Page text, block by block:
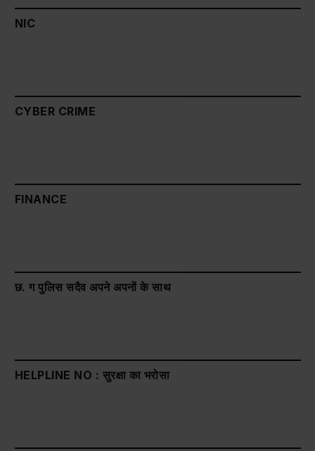
NIC
CYBER CRIME
FINANCE
छ. ग पुलिस सदैव अपने अपनों के साथ
HELPLINE NO : सुरक्षा का भरोसा